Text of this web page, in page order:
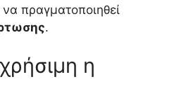
πραγματοποιηθεί
.
χρήσιμη η